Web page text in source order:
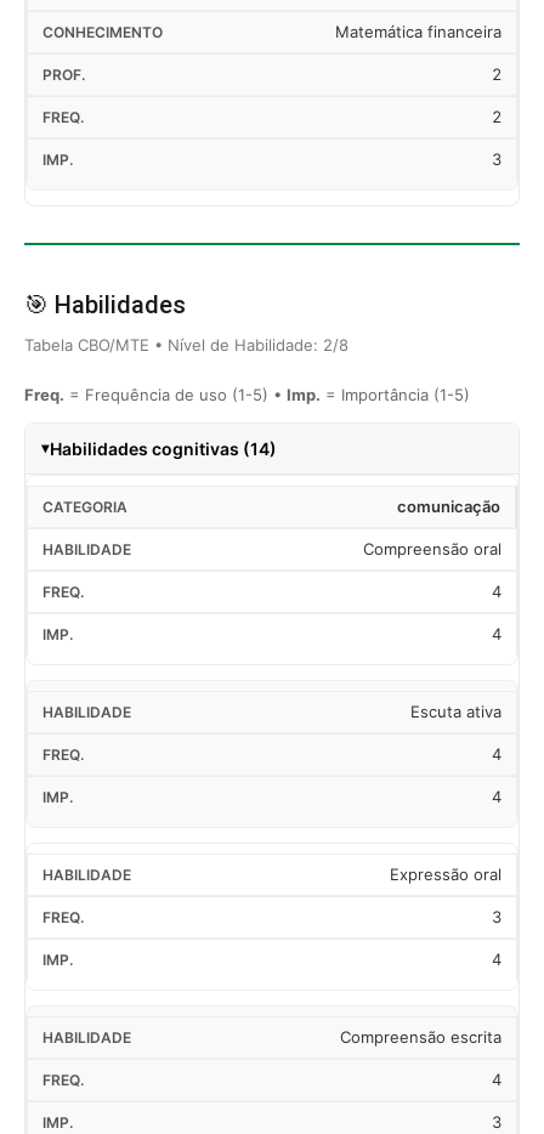
Matemática financeira
2
2
3
🎯 Habilidades
Tabela CBO/MTE • Nível de Habilidade: 2/8
Freq. = Frequência de uso (1-5) • Imp. = Importância (1-5)
Habilidades cognitivas (14)
comunicação
Compreensão oral
4
4
Escuta ativa
4
4
Expressão oral
3
4
Compreensão escrita
4
3